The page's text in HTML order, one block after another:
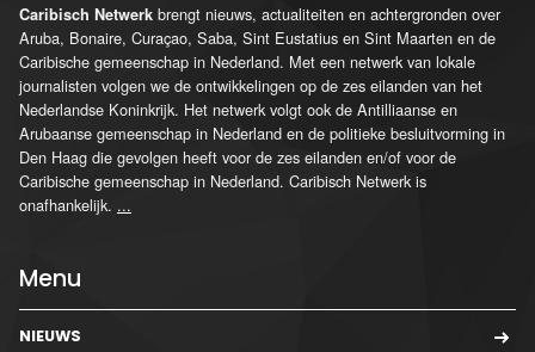
Caribisch Netwerk brengt nieuws, actualiteiten en achtergronden over
Aruba, Bonaire, Curaçao, Saba, Sint Eustatius en Sint Maarten en de
Caribische gemeenschap in Nederland. Met een netwerk van lokale
journalisten volgen we de ontwikkelingen op de zes eilanden van het
Nederlandse Koninkrijk. Het netwerk volgt ook de Antilliaanse en
Arubaanse gemeenschap in Nederland en de politieke besluitvorming in
Den Haag die gevolgen heeft voor de zes eilanden en/of voor de
Caribische gemeenschap in Nederland. Caribisch Netwerk is
onafhankelijk. ...
Menu
NIEUWS